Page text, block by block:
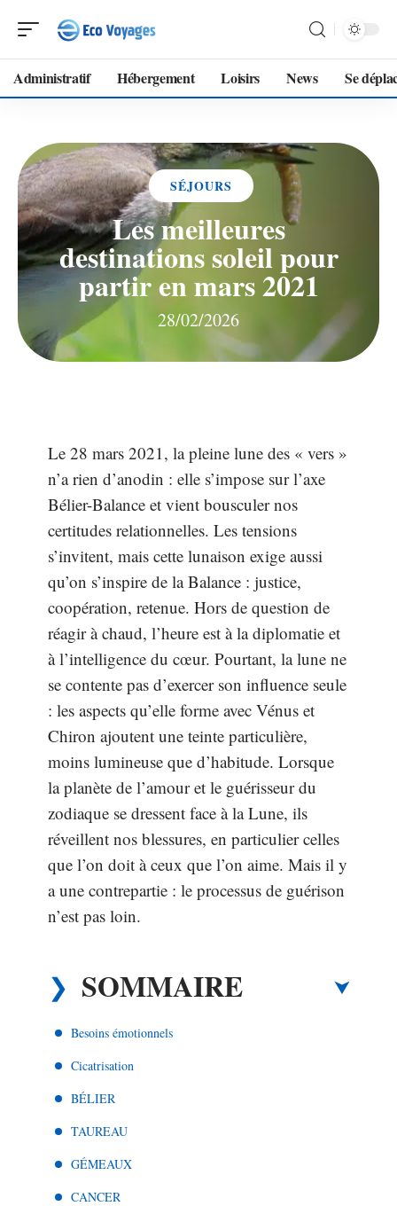
Administratif Hébergement Loisirs News Se
SÉJOURS
Les meilleures
destinations soleil pour
partir en mars 2021
28/02/2026
Le 28 mars 2021, la pleine lune des « vers »
n’a rien d’anodin : elle s’impose sur l’axe
Bélier-Balance et vient bousculer nos
certitudes relationnelles. Les tensions
s’invitent, mais cette lunaison exige aussi
qu’on s’inspire de la Balance : justice,
coopération, retenue. Hors de question de
réagir à chaud, l’heure est à la diplomatie et
à l’intelligence du cœur. Pourtant, la lune ne
se contente pas d’exercer son influence seule
: les aspects qu’elle forme avec Vénus et
Chiron ajoutent une teinte particulière,
moins lumineuse que d’habitude. Lorsque
la planète de l’amour et le guérisseur du
zodiaque se dressent face à la Lune, ils
réveillent nos blessures, en particulier celles
que l’on doit à ceux que l’on aime. Mais il y
a une contrepartie : le processus de guérison
n’est pas loin.
SOMMAIRE
Besoins émotionnels
Cicatrisation
BÉLIER
TAUREAU
GÉMEAUX
CANCER